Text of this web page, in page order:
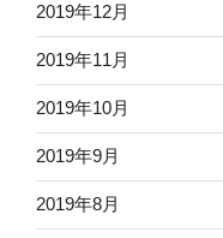
2019年12月
2019年11月
2019年10月
2019年9月
2019年8月